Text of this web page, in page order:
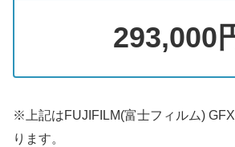
293,000
※上記はFUJIFILM(富士フィルム)
ります。